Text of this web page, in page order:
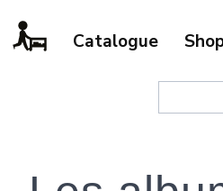
Catalogue